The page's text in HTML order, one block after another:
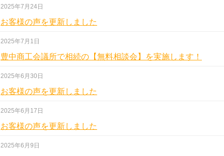
2025年7月24日
お客様の声を更新しました
2025年7月1日
豊中商工会議所で相続の【無料相談会】を実施します！
2025年6月30日
お客様の声を更新しました
2025年6月17日
お客様の声を更新しました
2025年6月9日